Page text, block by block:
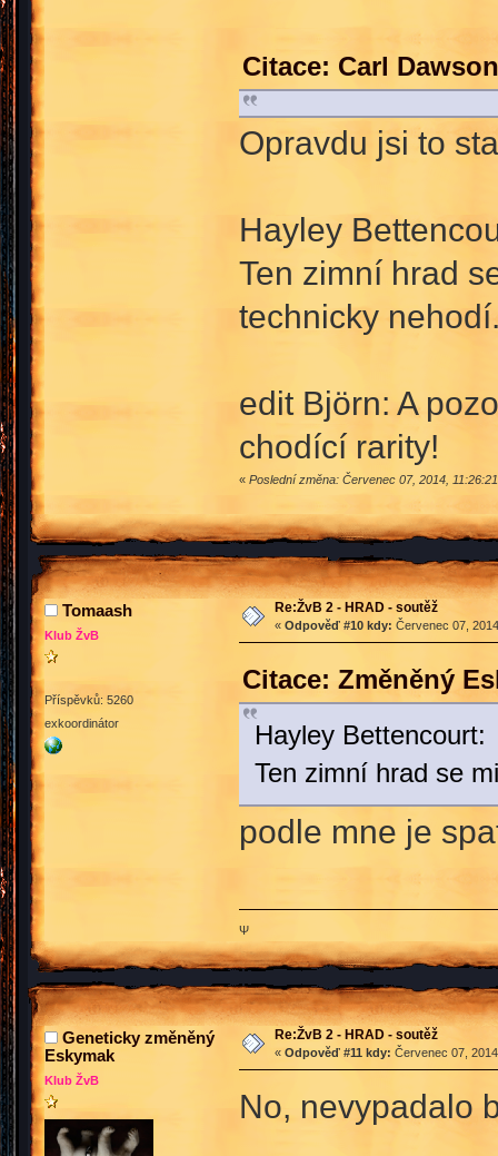
Citace: Carl
Opravdu jsi to
Hayley
Ten zimní hrad
technicky
edit Björn: A
chodící rarity!
« Poslední změna: Červenec 07, 2014,
Tomaash
Klub ŽvB
Příspěvků: 5260
exkoordinátor
Re:ŽvB 2 - HRAD - soutěž
« Odpověď #10 kdy: Červenec 07,
Citace: Změněný
Hayley Bettencourt:
Ten zimní hrad se
podle mne je
Ψ
Geneticky změněný
Eskymak
Klub ŽvB
Re:ŽvB 2 - HRAD - soutěž
« Odpověď #11 kdy: Červenec 07,
No, nevypadalo